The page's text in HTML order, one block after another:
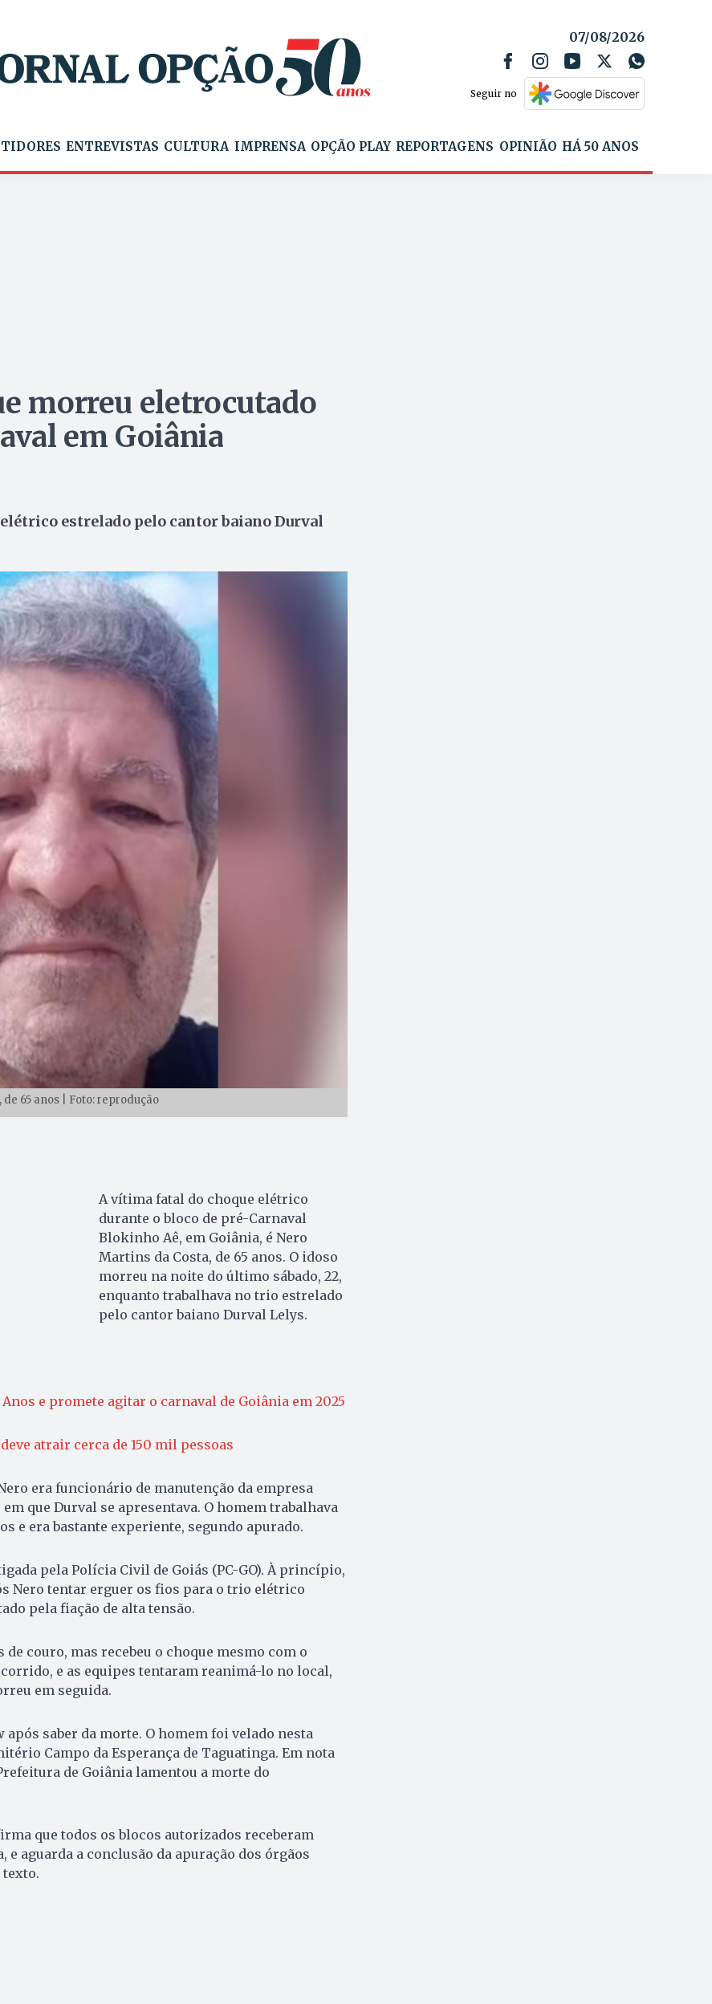
07/08/2026
Seguir no
ENTREVISTAS CULTURA IMPRENSA OPÇÃO PLAY REPORTAGENS OPINIÃO HÁ 50 ANOS
morreu eletrocutado
em Goiânia
estrelado pelo cantor baiano Durval
65 anos | Foto: reprodução
A vítima fatal do choque elétrico
durante o bloco de pré-Carnaval
Blokinho Aê, em Goiânia, é Nero
Martins da Costa, de 65 anos. O idoso
morreu na noite do último sábado, 22,
enquanto trabalhava no trio estrelado
pelo cantor baiano Durval Lelys.
e promete agitar o carnaval de Goiânia em 2025
atrair cerca de 150 mil pessoas
era funcionário de manutenção da empresa
que Durval se apresentava. O homem trabalhava
e era bastante experiente, segundo apurado.
pela Polícia Civil de Goiás (PC-GO). À princípio,
Nero tentar erguer os fios para o trio elétrico
pela fiação de alta tensão.
de couro, mas recebeu o choque mesmo com o
e as equipes tentaram reanimá-lo no local,
em seguida.
saber da morte. O homem foi velado nesta
Campo da Esperança de Taguatinga. Em nota
de Goiânia lamentou a morte do
que todos os blocos autorizados receberam
e aguarda a conclusão da apuração dos órgãos